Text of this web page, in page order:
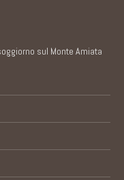
sul Monte Amiata